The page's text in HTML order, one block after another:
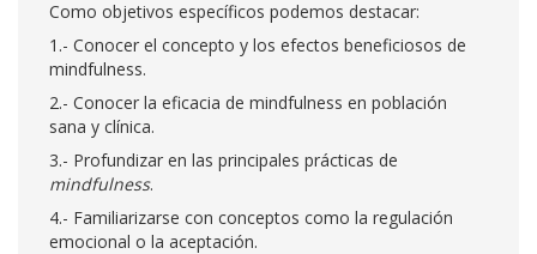
Como objetivos específicos podemos destacar:
1.- Conocer el concepto y los efectos beneficiosos de
mindfulness.
2.- Conocer la eficacia de mindfulness en población
sana y clínica.
3.- Profundizar en las principales prácticas de
mindfulness.
4.- Familiarizarse con conceptos como la regulación
emocional o la aceptación.